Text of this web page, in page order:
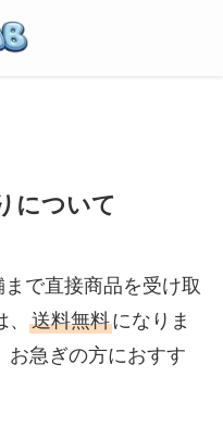
について
で直接商品を受け取
送料無料になりま
お急ぎの方におすす